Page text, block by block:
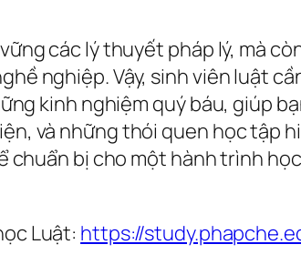
các lý thuyết pháp lý, mà
nghiệp. Vậy, sinh viên luật
kinh nghiệm quý báu, giúp
và những thói quen học tập
chuẩn bị cho một hành trình
Luật: https://